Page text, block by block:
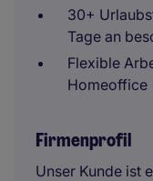
30+
Tage an
Flexible
Homeoffice
Firmenprofil
Unser Kunde ist